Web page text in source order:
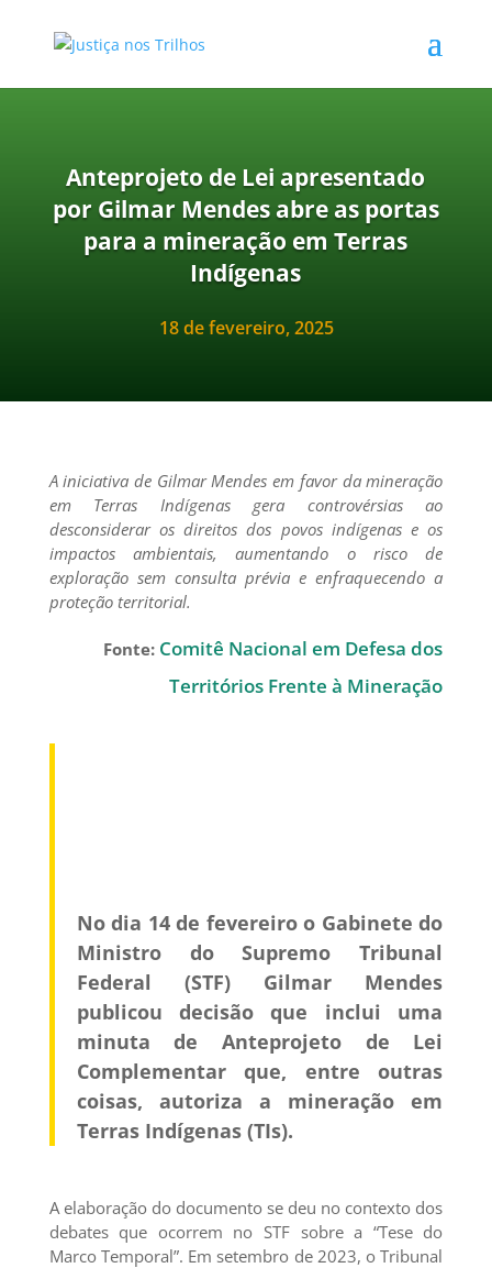
Anteprojeto de Lei apresentado
por Gilmar Mendes abre as portas
para a mineração em Terras
Indígenas
18 de fevereiro, 2025
A iniciativa de Gilmar Mendes em favor da mineração
em Terras Indígenas gera controvérsias ao
desconsiderar os direitos dos povos indígenas e os
impactos ambientais, aumentando o risco de
exploração sem consulta prévia e enfraquecendo a
proteção territorial.
Fonte: Comitê Nacional em Defesa dos
Territórios Frente à Mineração
No dia 14 de fevereiro o Gabinete do
Ministro do Supremo Tribunal
Federal (STF) Gilmar Mendes
publicou decisão que inclui uma
minuta de Anteprojeto de Lei
Complementar que, entre outras
coisas, autoriza a mineração em
Terras Indígenas (TIs).
A elaboração do documento se deu no contexto dos
debates que ocorrem no STF sobre a “Tese do
Marco Temporal”. Em setembro de 2023, o Tribunal